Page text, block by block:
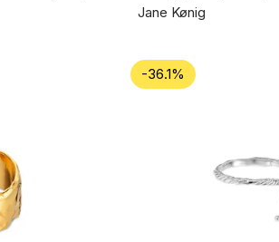
Jane Kønig
-36.1%